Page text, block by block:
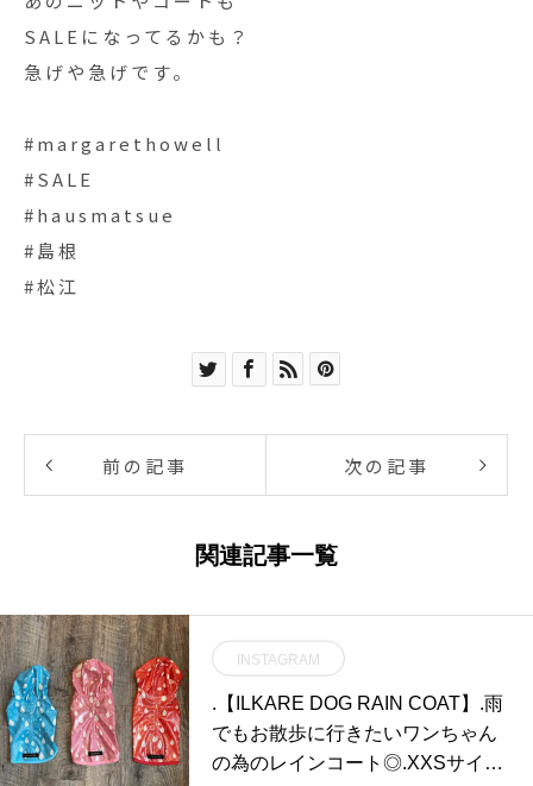
SALEになってるかも？
急げや急げです。
#margarethowell
#SALE
#hausmatsue
#島根
#松江
前の記事 次の記事
関連記事一覧
INSTAGRAM
.【ILKARE DOG RAIN COAT】.雨
でもお散歩に行きたいワンちゃん
の為のレインコート◎.XXSサイズ